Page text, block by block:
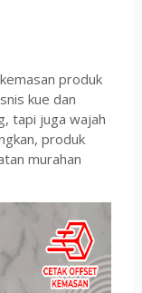
produk
kue dan
tapi juga wajah
produk
murahan